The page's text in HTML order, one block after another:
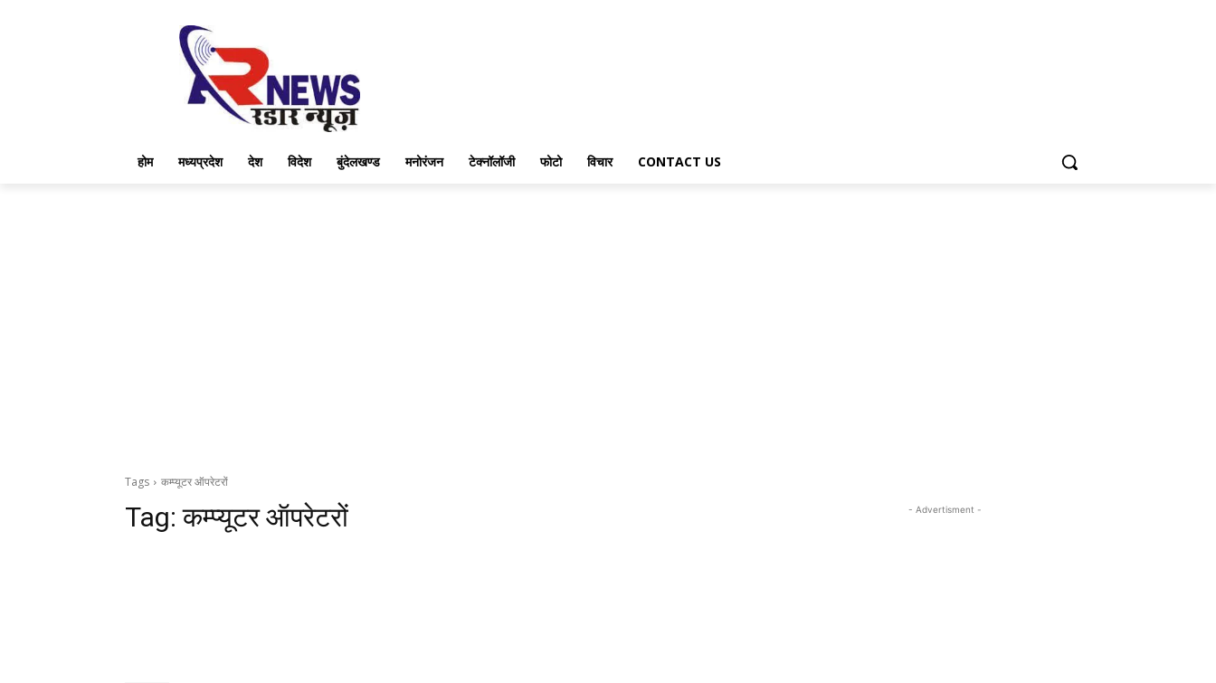
होम मध्यप्रदेश देश विदेश बुंदेलखण्ड मनोरंजन टेक्नॉलॉजी फोटो विचार CONTACT US
Tags कम्प्यूटर ऑपरेटरों
Tag:कम्प्यूटर ऑपरेटरों - Advertisment -